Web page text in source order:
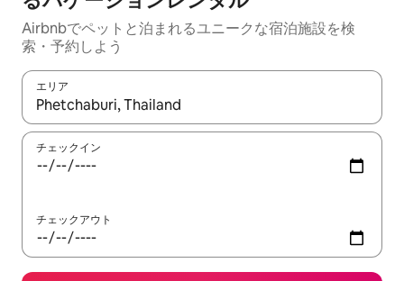
Airbnbでペットと泊まれるユニークな宿泊施設を検
索・予約しよう
エリア
検索結果が表示されたら、上下の矢印キーを使って移動するか
チェックイン
チェックアウト